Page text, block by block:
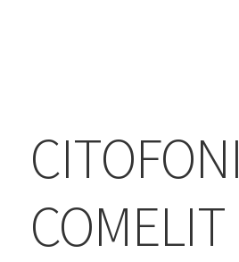
Servizi
Contatti & Assistenza
CITOFONI
COMELIT